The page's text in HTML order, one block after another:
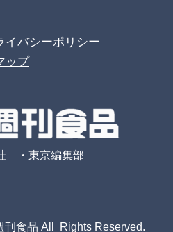
イバシーポリシー
ップ
・東京編集部
刊食品 All Rights Reserved.